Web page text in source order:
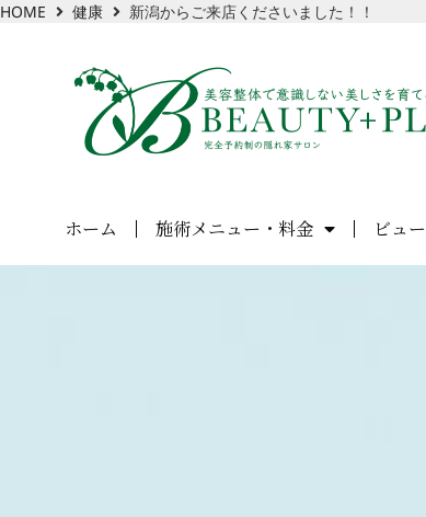
HOME 健康 新潟からご来店くださいました！！
ホーム 施術メニュー・料金 ビュ